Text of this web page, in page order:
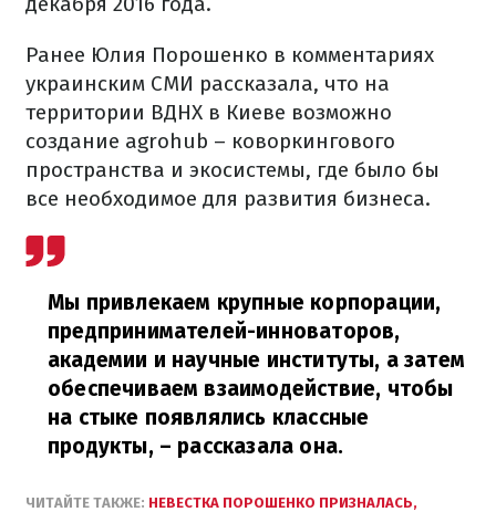
Ранее Юлия Порошенко в комментариях
украинским СМИ рассказала, что на
территории ВДНХ в Киеве возможно
создание agrohub – коворкингового
пространства и экосистемы, где было бы
все необходимое для развития бизнеса.
Мы привлекаем крупные корпорации,
предпринимателей-инноваторов,
академии и научные институты, а затем
обеспечиваем взаимодействие, чтобы
на стыке появлялись классные
продукты, – рассказала она.
ЧИТАЙТЕ ТАКЖЕ: НЕВЕСТКА ПОРОШЕНКО ПРИЗНАЛАСЬ,